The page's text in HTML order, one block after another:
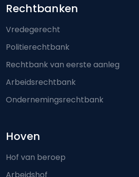
Footer-menu
Rechtbanken
Vredegerecht
Politierechtbank
Rechtbank van eerste aanleg
Arbeidsrechtbank
Ondernemingsrechtbank
Hoven
Hof van beroep